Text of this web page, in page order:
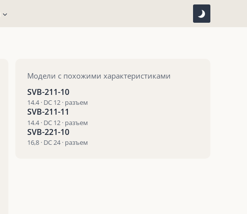
Модели с похожими характеристиками
SVB-211-10
14.4 · DC 12 · разъем
SVB-211-11
14.4 · DC 12 · разъем
SVB-221-10
16,8 · DC 24 · разъем